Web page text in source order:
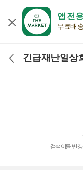
앱 전
무료배
검색어 입력
검색어를 변